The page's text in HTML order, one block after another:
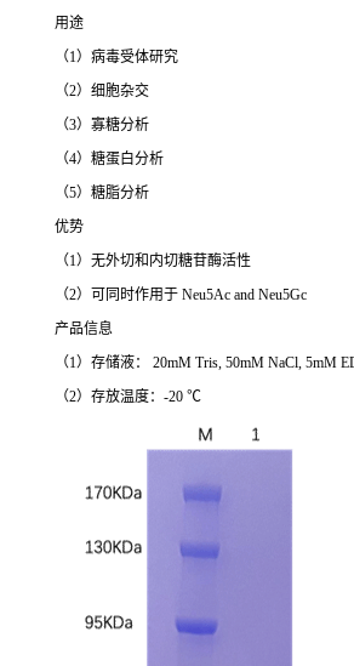
用途
（1）病毒受体研究
（2）细胞杂交
（3）寡糖分析
（4）糖蛋白分析
（5）糖脂分析
优势
（1）无外切和内切糖苷酶活性
（2）可同时作用于 Neu5Ac and Neu5Gc
产品信息
（1）存储液： 20mM Tris, 50mM NaCl, 5mM
（2）存放温度：-20 ℃